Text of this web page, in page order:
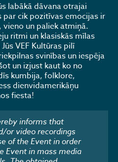
labākā dāvana otrajai
cik pozitīvas emocijas ir
un paliek atmiņā.
ritmi un klasiskās mīlas
VEF Kultūras pilī
svinības un iespēja
un izjust kaut ko no
kumbija, folklore,
dienvidamerikāņu
fiesta!
informs that
or video recordings
of the Event in order
Event in mass media